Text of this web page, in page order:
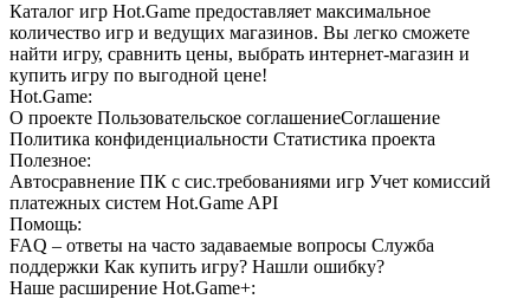
Каталог игр Hot.Game предоставляет максимальное
количество игр и ведущих магазинов. Вы легко сможете
найти игру, сравнить цены, выбрать интернет-магазин и
купить игру по выгодной цене!
Hot.Game:
О проекте Пользовательское соглашениеСоглашение
Политика конфиденциальности Статистика проекта
Полезное:
Автосравнение ПК с сис.требованиями игр Учет комиссий
платежных систем Hot.Game API
Помощь:
FAQ – ответы на часто задаваемые вопросы Служба
поддержки Как купить игру? Нашли ошибку?
Наше расширение Hot.Game+: